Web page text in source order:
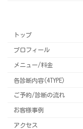
トップ
プロフィール
メニュー/料金
各診断内容(4TYPE)
ご予約/診断の流れ
お客様事例
アクセス